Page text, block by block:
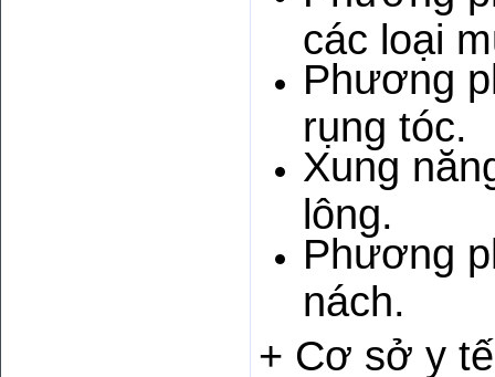
các loại
Phương
rụng tóc.
Xung
lông.
Phương
nách.
+ Cơ sở y